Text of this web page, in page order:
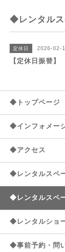
◆レンタルス
定休日 2026-02-
【定休日振替】
◆トップページ
◆インフォメー
◆アクセス
◆レンタルスペ
◆レンタルスペ
◆レンタルショ
◆事前予約・問